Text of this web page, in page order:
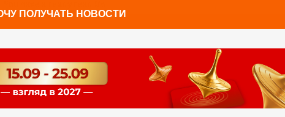
ПОЛУЧАТЬ НОВОСТИ